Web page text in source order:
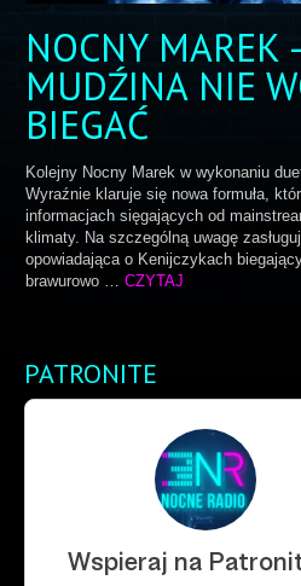
NOCNY MAREK
MUDŹINA NIE
BIEGAĆ
Kolejny Nocny Marek w wykonaniu
Wyraźnie klaruje się nowa formuła,
informacjach sięgających od
klimaty. Na szczególną uwagę
opowiadająca o Kenijczykach
brawurowo … CZYTAJ
PATRONITE